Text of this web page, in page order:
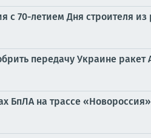
с 70-летием Дня строителя
передачу Украине ракет
БпЛА на трассе «Новороссия»